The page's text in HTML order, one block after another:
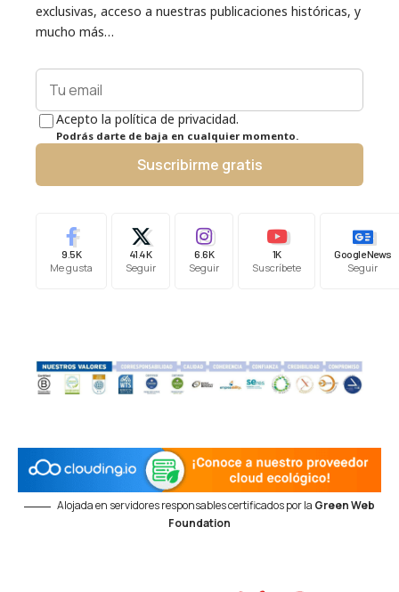
exclusivas, acceso a nuestras publicaciones históricas, y
mucho más…
Acepto la política de privacidad.
Podrás darte de baja en cualquier momento.
Suscribirme gratis
9.5K
Me gusta
41.4K
Seguir
6.6K
Seguir
1K
Suscríbete
Google News
Seguir
Alojada en servidores responsables certificados por la Green Web
Foundation